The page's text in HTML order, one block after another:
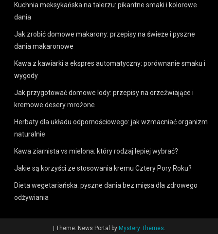
Kuchnia meksykańska na talerzu: pikantne smaki i kolorowe
dania
Jak zrobić domowe makarony: przepisy na świeże i pyszne
dania makaronowe
Kawa z kawiarki a ekspres automatyczny: porównanie smaku i
wygody
Jak przygotować domowe lody: przepisy na orzeźwiające i
kremowe desery mrożone
Herbaty dla układu odpornościowego: jak wzmacniać organizm
naturalnie
Kawa ziarnista vs mielona: który rodzaj lepiej wybrać?
Jakie są korzyści ze stosowania kremu Cztery Pory Roku?
Dieta wegetariańska: pyszne dania bez mięsa dla zdrowego
odżywiania
Theme: News Portal by Mystery Themes.